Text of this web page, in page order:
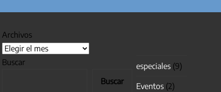
Archivos
Buscar
Buscar
especiales (9)
Eventos (2)